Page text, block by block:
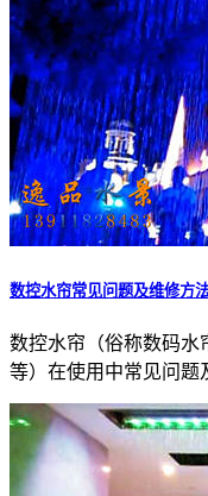
数控水帘常见问题及维修方
数控水帘（俗称数码水
等）在使用中常见问题